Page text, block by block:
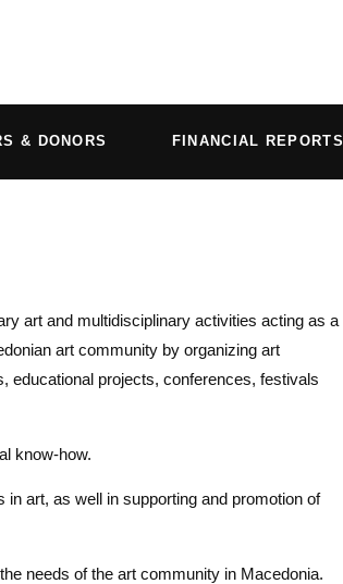
& DONORS FINANCIAL REPORTS
art and multidisciplinary activities acting as a
art community by organizing art
educational projects, conferences, festivals
know-how.
art, as well in supporting and promotion of
needs of the art community in Macedonia.